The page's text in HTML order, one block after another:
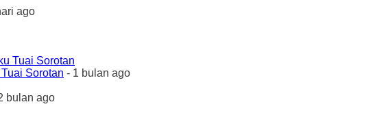
ago
Sorotan - 1 bulan ago
bulan ago